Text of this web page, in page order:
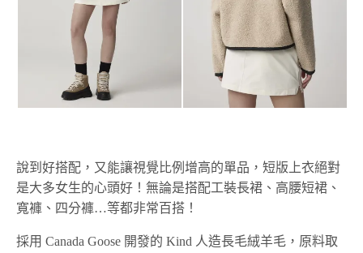
說到好搭配，又能讓視覺比例增高的單品，短版上衣絕對
是大多女生的心頭好！無論是搭配工裝長裙、高腰短裙、
寬褲、四分褲…等都非常百搭！
採用 Canada Goose 開發的 Kind 人造長毛絨羊毛，原料取